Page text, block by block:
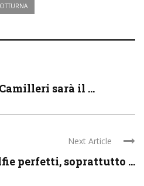
sarà il ...
Next Article
perfetti, soprattutto ...